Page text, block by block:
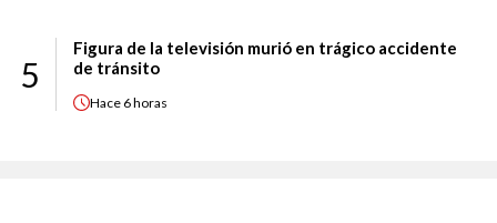
5
Figura de la televisión murió en trágico accidente
de tránsito
Hace 6 horas